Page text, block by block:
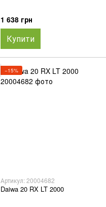
1 638 грн
Купити
−15%
Артикул: 20004682
Daiwa 20 RX LT 2000